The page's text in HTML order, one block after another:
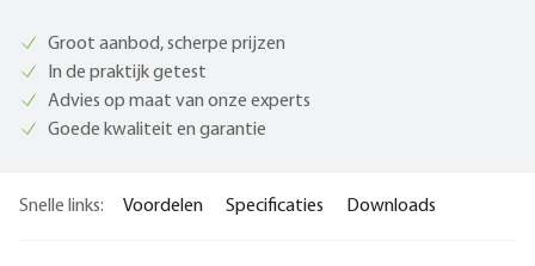
Groot aanbod, scherpe prijzen
In de praktijk getest
Advies op maat van onze experts
Goede kwaliteit en garantie
Snelle links: Voordelen Specificaties Downloads